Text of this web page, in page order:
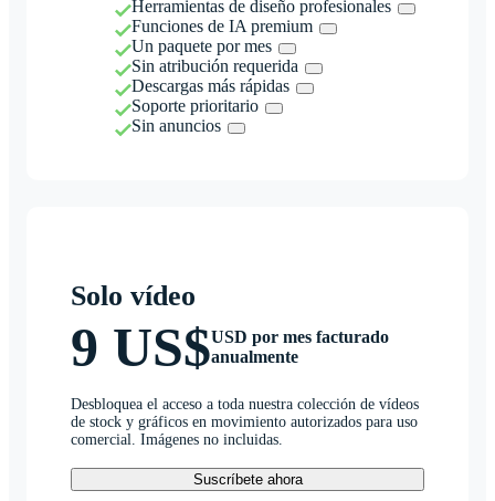
Herramientas de diseño profesionales
Funciones de IA premium
Un paquete por mes
Sin atribución requerida
Descargas más rápidas
Soporte prioritario
Sin anuncios
Solo vídeo
9 US$USD por mes facturado
anualmente
Desbloquea el acceso a toda nuestra colección de vídeos
de stock y gráficos en movimiento autorizados para uso
comercial. Imágenes no incluidas.
Suscríbete ahora